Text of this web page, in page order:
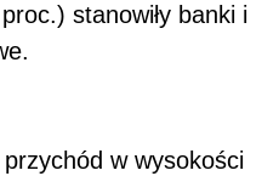
stanowiły banki i
w wysokości